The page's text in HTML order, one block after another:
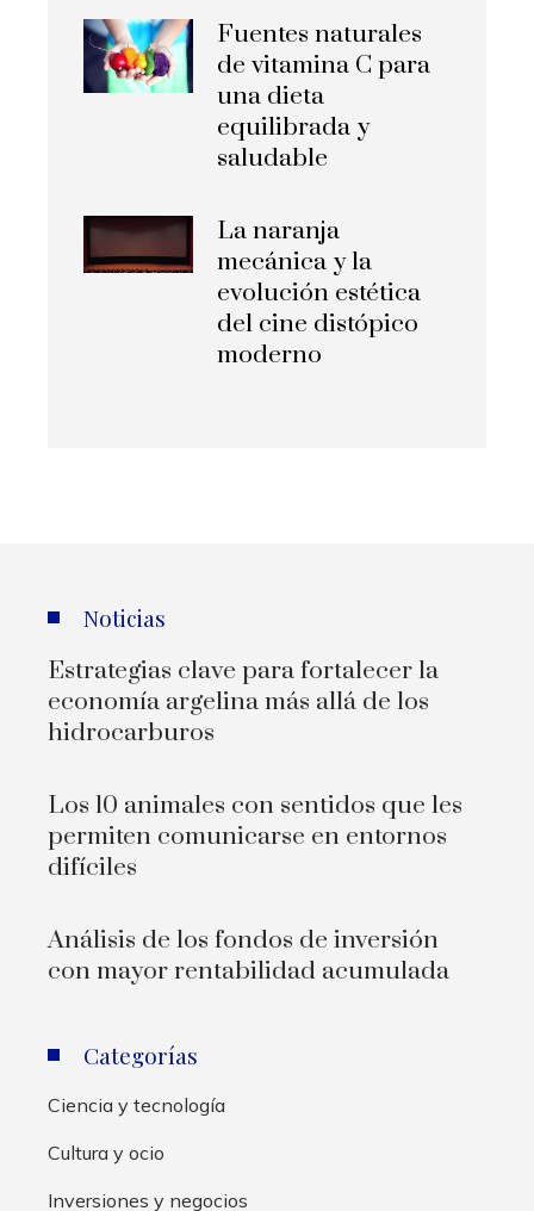
Fuentes naturales
de vitamina C para
una dieta
equilibrada y
saludable
La naranja
mecánica y la
evolución estética
del cine distópico
moderno
Noticias
Estrategias clave para fortalecer la
economía argelina más allá de los
hidrocarburos
Los 10 animales con sentidos que les
permiten comunicarse en entornos
difíciles
Análisis de los fondos de inversión
con mayor rentabilidad acumulada
Categorías
Ciencia y tecnología
Cultura y ocio
Inversiones y negocios